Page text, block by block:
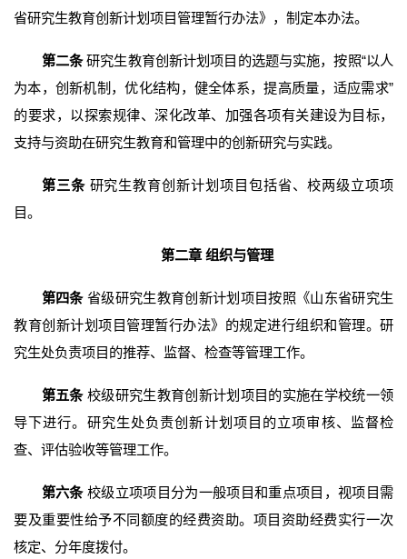
省研究生教育创新计划项目管理暂行办法》，制定本办法。
第二条研究生教育创新计划项目的选题与实施，按照“以人
为本，创新机制，优化结构，健全体系，提高质量，适应需求”
的要求，以探索规律、深化改革、加强各项有关建设为目标，
支持与资助在研究生教育和管理中的创新研究与实践。
第三条 研究生教育创新计划项目包括省、校两级立项项
目。
第二章 组织与管理
第四条 省级研究生教育创新计划项目按照《山东省研究生
教育创新计划项目管理暂行办法》的规定进行组织和管理。研
究生处负责项目的推荐、监督、检查等管理工作。
第五条 校级研究生教育创新计划项目的实施在学校统一领
导下进行。研究生处负责创新计划项目的立项审核、监督检
查、评估验收等管理工作。
第六条 校级立项项目分为一般项目和重点项目，视项目需
要及重要性给予不同额度的经费资助。项目资助经费实行一次
核定、分年度拨付。